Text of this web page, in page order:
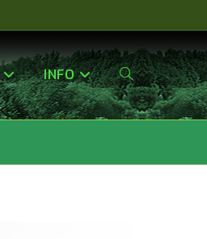
INFO Uključi/isključi